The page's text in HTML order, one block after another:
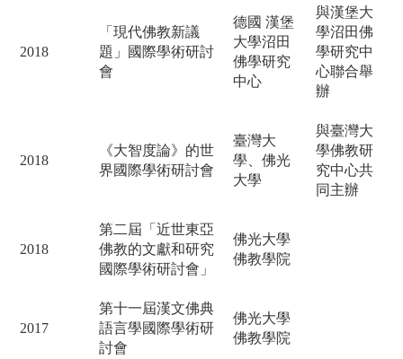
2018
「現代佛教新議
題」國際學術研討
會
德國漢堡
大學沼田
佛學研究
中心
與漢堡大
學沼田佛
學研究中
心聯合舉
辦
2018
《大智度論》的世
界國際學術研討會
臺灣大
學、佛光
大學
與臺灣大
學佛教研
究中心共
同主辦
2018
第二屆「近世東亞
佛教的文獻和研究
國際學術研討會」
佛光大學
佛教學院
2017
第十一屆漢文佛典
語言學國際學術研
討會
佛光大學
佛教學院